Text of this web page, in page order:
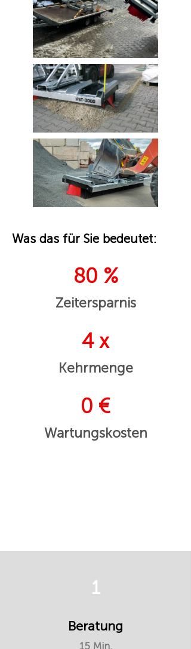
Was das für Sie bedeutet:
80 %
Zeitersparnis
4 x
Kehrmenge
0 €
Wartungskosten
1
Beratung
15 Min.